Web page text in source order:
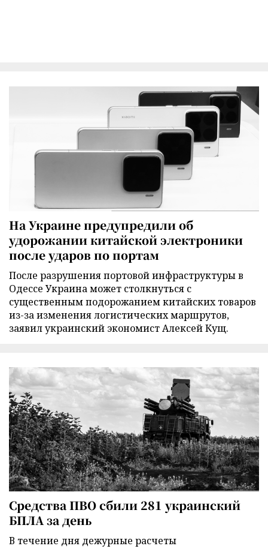
На Украине предупредили об
удорожании китайской электроники
после ударов по портам
После разрушения портовой инфраструктуры в
Одессе Украина может столкнуться с
существенным подорожанием китайских товаров
из-за изменения логистических маршрутов,
заявил украинский экономист Алексей Кущ.
Средства ПВО сбили 281 украинский
БПЛА за день
В течение дня дежурные расчеты